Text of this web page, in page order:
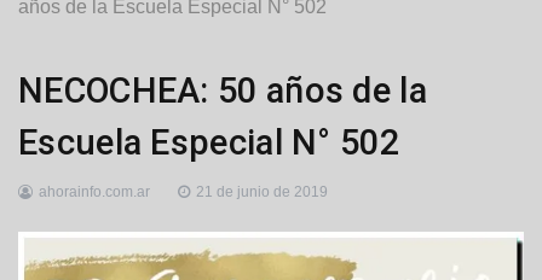
años de la Escuela Especial N° 502
Generales ,
Locales
NECOCHEA: 50 años de la
Escuela Especial N° 502
ahorainfo.com.ar 21 de junio de 2019